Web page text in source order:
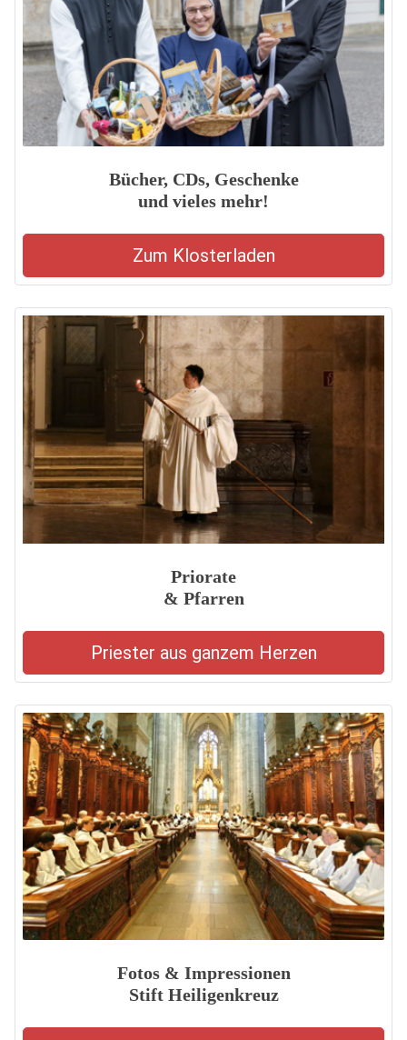
Bücher, CDs, Geschenke
und vieles mehr!
Zum Klosterladen
Priorate
& Pfarren
Priester aus ganzem Herzen
Fotos & Impressionen
Stift Heiligenkreuz